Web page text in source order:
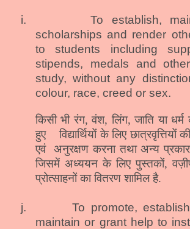
i.
To establish,
scholarships and render
to students including
stipends, medals and
study, without any
colour, race, creed or sex.
किसी भी रंग, वंश, लिंग, जाति या
हुए
विद्यार्थियों के लिए
एवं
अनुरक्षण करना तथा अन्य
जिसमें अध्ययन के लिए पुस्तकों,
प्रोत्साहनों का वितरण शामिल है.
j. To promote,
maintain or grant help to